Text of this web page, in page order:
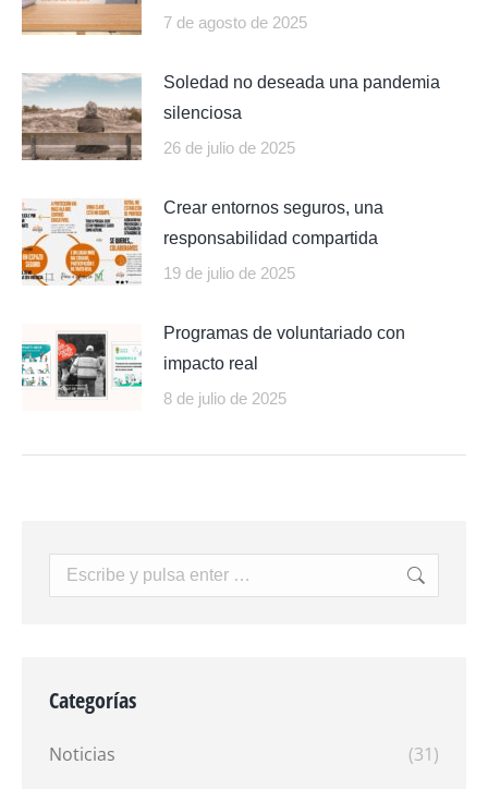
7 de agosto de 2025
Soledad no deseada una pandemia
silenciosa
26 de julio de 2025
Crear entornos seguros, una
responsabilidad compartida
19 de julio de 2025
Programas de voluntariado con
impacto real
8 de julio de 2025
Buscar:
Categorías
Noticias (31)